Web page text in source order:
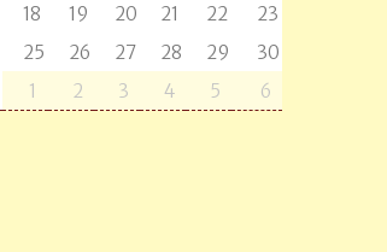
18 19 20 21 22
23
25 26 27 28 29
30
1 2 3 4 5 6